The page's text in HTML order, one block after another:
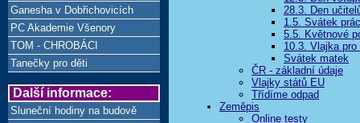
28.3. Den
1.5. Svátek
5.5. Květnové
10.3. Vlajka pro
Svátek matek
ČR - základní údaje
Vlajky států EU
Třídíme odpad
Zeměpis
Online testy
Ganesha v Dobřichovicích
PC Akademie Všenory
TOM - CHROBÁCI
Tanečky pro děti
Další informace:
Sluneční hodiny na budově